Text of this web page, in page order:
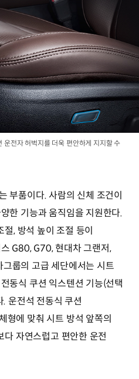
운전자 허벅지를 더욱 편안하게 지지할 수
부품이다. 사람의 신체 조건이
한 기능과 움직임을 지원한다.
, 방석 높이 조절 등이
G80, G70, 현대차 그랜저,
룹의 고급 세단에서는 시트
동식 쿠션 익스텐션 기능(선택
운전석 전동식 쿠션
형에 맞춰 시트 방석 앞쪽의
다 자연스럽고 편안한 운전